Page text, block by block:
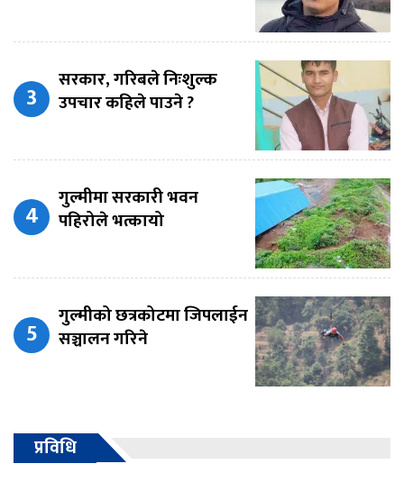
सरकार, गरिबले निःशुल्क
उपचार कहिले पाउने ?
गुल्मीमा सरकारी भवन
पहिरोले भत्कायो
गुल्मीको छत्रकोटमा जिपलाईन
सञ्चालन गरिने
प्रविधि